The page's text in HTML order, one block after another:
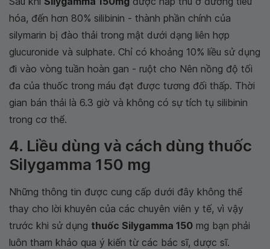
hóa, đến hơn 80% silibinin - thành phần chính của
silymarin bị đào thải trong mật dưới dạng liên hợp
glucuronide và sulphate. Chỉ có khoảng 10% liều sử dụng
đi vào vòng tuần hoàn gan - ruột cho Nên nồng độ tối
đa của thuốc trong máu đạt được tương đối thấp. Thời
gian bán thải là 6.3 giờ và không có sự tích tụ silibinin
trong cơ thể.
4. Liều dùng và cách dùng thuốc
Silygamma 150 mg
Những thông tin được cung cấp dưới đây không thể
thay cho lời khuyên của các chuyên viên y tế, vì vậy
trước khi sử dụng thuốc Silygamma 150 mg bạn phải
luôn tham khảo qua ý kiến từ các bác sĩ, dược sĩ.